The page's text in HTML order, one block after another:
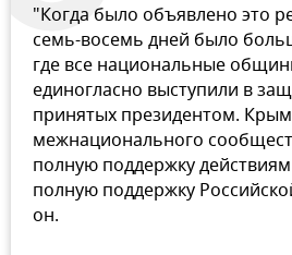
"Когда было объявлено это
семь-восемь дней было
где все национальные
единогласно выступили в
принятых президентом.
межнационального
полную поддержку
полную поддержку
он.